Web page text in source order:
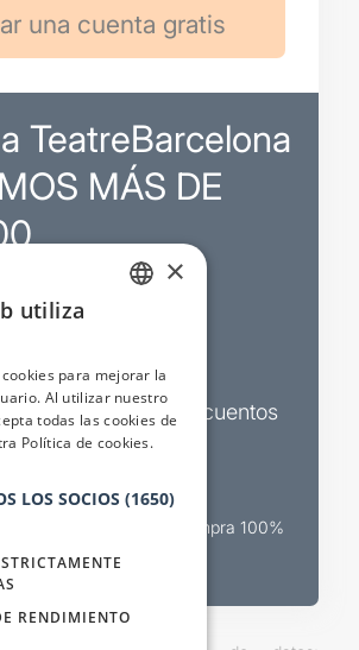
TeatreBarcelona
MÁS DE
de actualidad y descuentos
oficial de venta teatral Compra 100%
×
utiliza
para mejorar la
Al utilizar nuestro
todas las cookies de
Política de cookies.
LOS SOCIOS (1650)
RENDIMIENTO